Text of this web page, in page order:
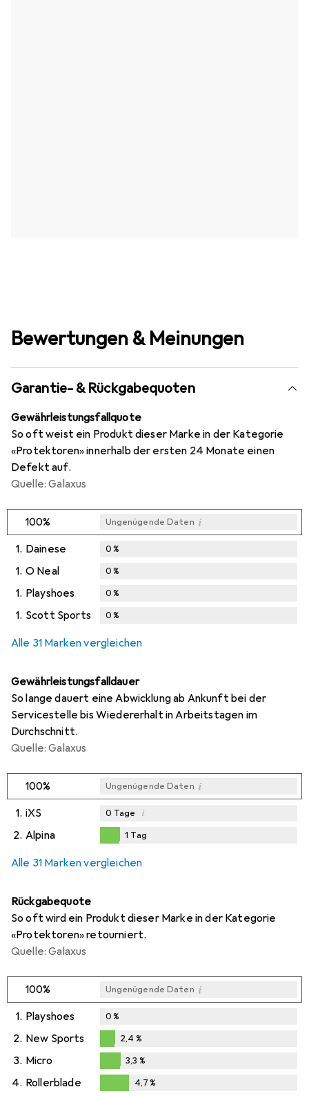
Bewertungen & Meinungen
Garantie- & Rückgabequoten
Gewährleistungsfallquote
So oft weist ein Produkt dieser Marke in der Kategorie
«Protektoren» innerhalb der ersten 24 Monate einen
Defekt auf.
Quelle: Galaxus
100% Ungenügende Daten i
1. Dainese 0%
1. O Neal 0%
1. Playshoes 0%
1. Scott Sports 0%
Alle 31 Marken vergleichen
Gewährleistungsfalldauer
So lange dauert eine Abwicklung ab Ankunft bei der
Servicestelle bis Wiedererhalt in Arbeitstagen im
Durchschnitt.
Quelle: Galaxus
100% Ungenügende Daten i
1. iXS 0 Tage i
2. Alpina 1 Tag
Alle 31 Marken vergleichen
Rückgabequote
So oft wird ein Produkt dieser Marke in der Kategorie
«Protektoren» retourniert.
Quelle: Galaxus
100% Ungenügende Daten i
1. Playshoes 0%
2. New Sports
2,4%
2,4 %
3. Micro
3,3%
3,3 %
4. Rollerblade 4,7%